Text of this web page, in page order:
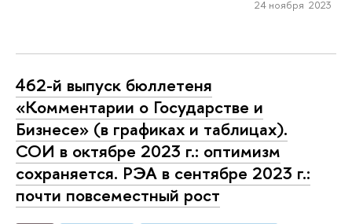
24 ноября 2023
462-й выпуск бюллетеня
«Комментарии о Государстве и
Бизнесе» (в графиках и таблицах).
СОИ в октябре 2023 г.: оптимизм
сохраняется. РЭА в сентябре 2023 г.:
почти повсеместный рост